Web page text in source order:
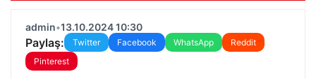
admin•13.10.2024 10:30
Paylaş: Twitter Facebook WhatsApp
Reddit
Pinterest